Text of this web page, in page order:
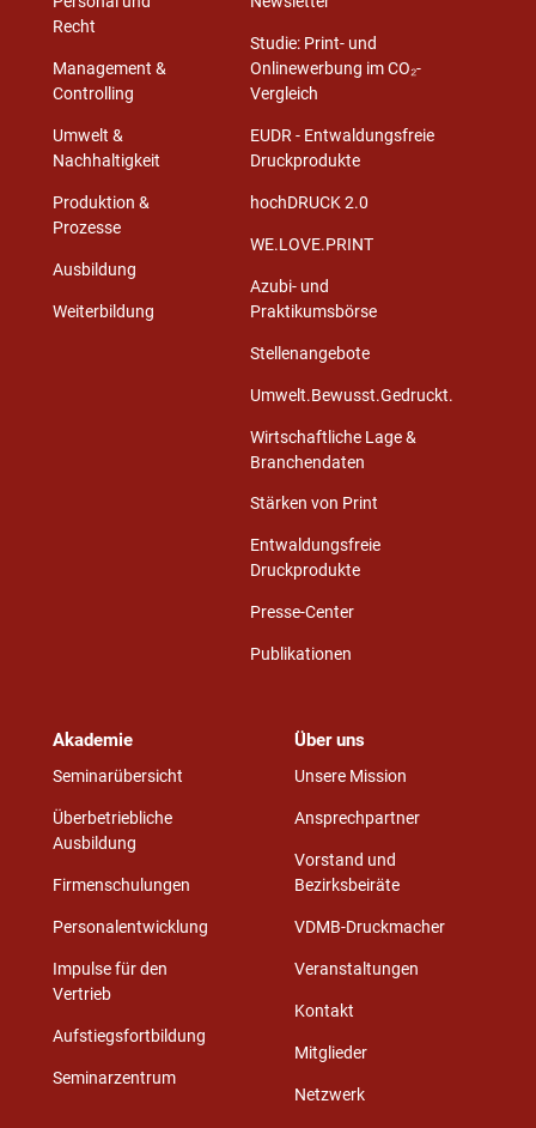
Recht
Management &
Controlling
Umwelt &
Nachhaltigkeit
Produktion &
Prozesse
Ausbildung
Weiterbildung
Studie: Print- und
Onlinewerbung im CO₂-
Vergleich
EUDR - Entwaldungsfreie
Druckprodukte
hochDRUCK 2.0
WE.LOVE.PRINT
Azubi- und
Praktikumsbörse
Stellenangebote
Umwelt.Bewusst.Gedruckt.
Wirtschaftliche Lage &
Branchendaten
Stärken von Print
Entwaldungsfreie
Druckprodukte
Presse-Center
Publikationen
Akademie
Seminarübersicht
Überbetriebliche
Ausbildung
Firmenschulungen
Personalentwicklung
Impulse für den
Vertrieb
Aufstiegsfortbildung
Seminarzentrum
Über uns
Unsere Mission
Ansprechpartner
Vorstand und
Bezirksbeiräte
VDMB-Druckmacher
Veranstaltungen
Kontakt
Mitglieder
Netzwerk